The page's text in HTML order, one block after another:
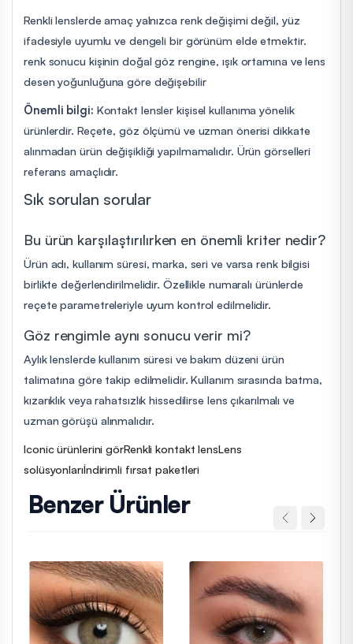
Renkli lenslerde amaç yalnızca renk değişimi değil, yüz
ifadesiyle uyumlu ve dengeli bir görünüm elde etmektir.
renk sonucu kişinin doğal göz rengine, ışık ortamına ve lens
desen yoğunluğuna göre değişebilir
Önemli bilgi: Kontakt lensler kişisel kullanıma yönelik
ürünlerdir. Reçete, göz ölçümü ve uzman önerisi dikkate
alınmadan ürün değişikliği yapılmamalıdır. Ürün görselleri
referans amaçlıdır.
Sık sorulan sorular
Bu ürün karşılaştırılırken en önemli kriter nedir?
Ürün adı, kullanım süresi, marka, seri ve varsa renk bilgisi
birlikte değerlendirilmelidir. Özellikle numaralı ürünlerde
reçete parametreleriyle uyum kontrol edilmelidir.
Göz rengimle aynı sonucu verir mi?
Aylık lenslerde kullanım süresi ve bakım düzeni ürün
talimatına göre takip edilmelidir. Kullanım sırasında batma,
kızarıklık veya rahatsızlık hissedilirse lens çıkarılmalı ve
uzman görüşü alınmalıdır.
Iconic ürünlerini görRenkli kontakt lensLens
solüsyonlarıİndirimli fırsat paketleri
Benzer Ürünler